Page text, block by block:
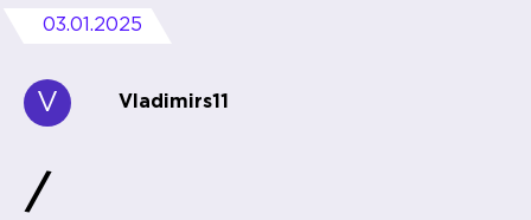
03.01.2025
V Vladimirs11
/